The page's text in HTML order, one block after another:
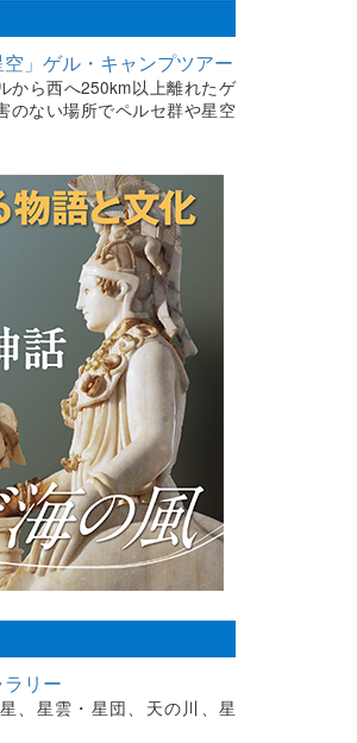
」ゲル・キャンプツアー
から西へ250km以上離れたゲ
のない場所でペルセ群や星空
リー
、星雲・星団、天の川、星